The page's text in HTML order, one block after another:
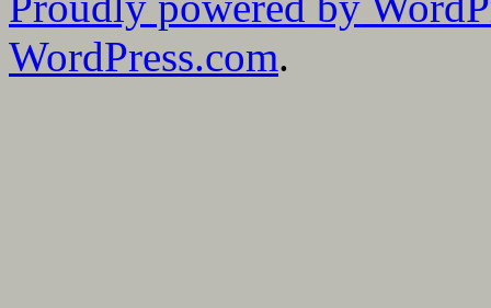
bloggmånader
WordPress.com.